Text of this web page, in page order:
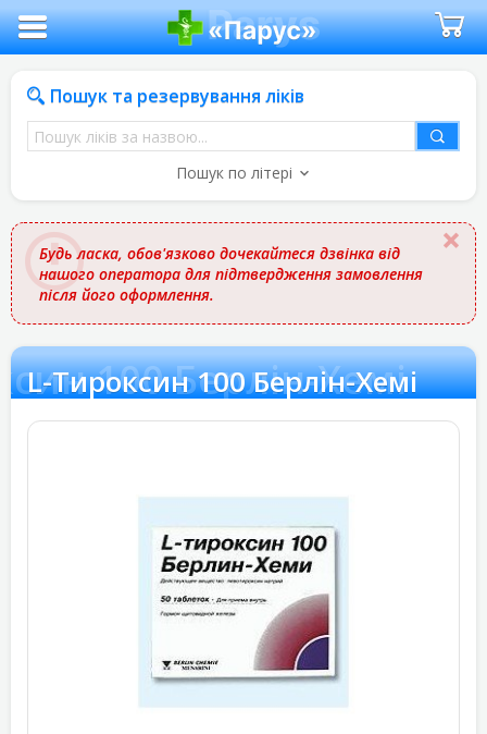
Пошук та резервування ліків
Пошук
ліків
назвою
Пошук по літері
Будь ласка, обов'язково дочекайтеся дзвінка від
нашого оператора для підтвердження замовлення
після його оформлення.
100 Берлін-Хемі
L-Тироксин 100 Берлін-Хемі